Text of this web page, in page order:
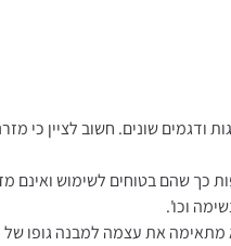
ודגמים שונים. חשוב לציין כי
כך שהם בטוחים לשימוש ואינם
וכו'.
את עצמה למבנה גופו של